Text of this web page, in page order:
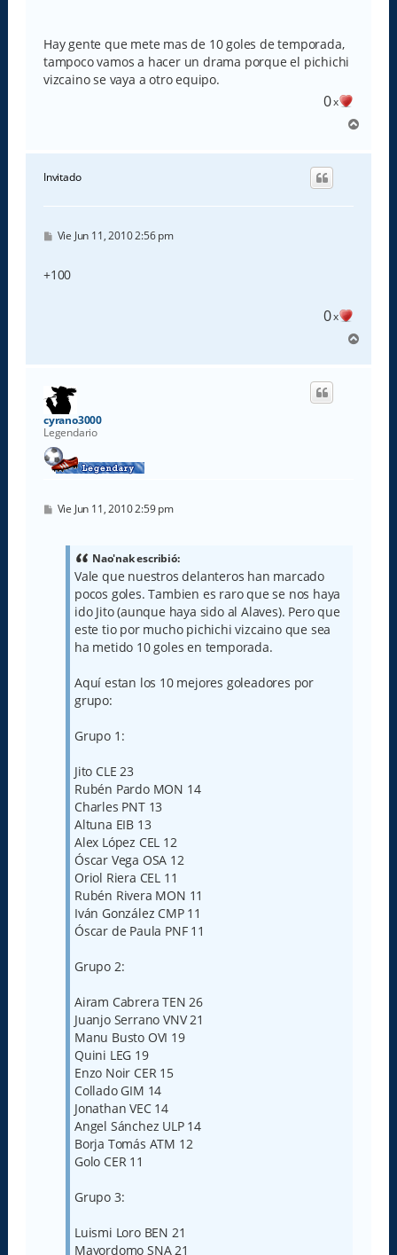
Hay gente que mete mas de 10 goles de temporada,
tampoco vamos a hacer un drama porque el pichichi
vizcaino se vaya a otro equipo.
0x
r
Invitado
M
s
a
Vie Jun 11, 2010 2:56 pm
+100
0x
r
cyrano3000
Legendario
M
Vie Jun 11, 2010 2:59 pm
Nao'nak escribió:
Vale que nuestros delanteros han marcado
pocos goles. Tambien es raro que se nos haya
ido Jito (aunque haya sido al Alaves). Pero que
este tio por mucho pichichi vizcaino que sea
ha metido 10 goles en temporada.
Aquí estan los 10 mejores goleadores por
grupo:
Grupo 1:
Jito CLE 23
Rubén Pardo MON 14
Charles PNT 13
Altuna EIB 13
Alex López CEL 12
Óscar Vega OSA 12
Oriol Riera CEL 11
Rubén Rivera MON 11
Iván González CMP 11
Óscar de Paula PNF 11
Grupo 2:
Airam Cabrera TEN 26
Juanjo Serrano VNV 21
Manu Busto OVI 19
Quini LEG 19
Enzo Noir CER 15
Collado GIM 14
Jonathan VEC 14
Angel Sánchez ULP 14
Borja Tomás ATM 12
Golo CER 11
Grupo 3:
Luismi Loro BEN 21
Mayordomo SNA 21